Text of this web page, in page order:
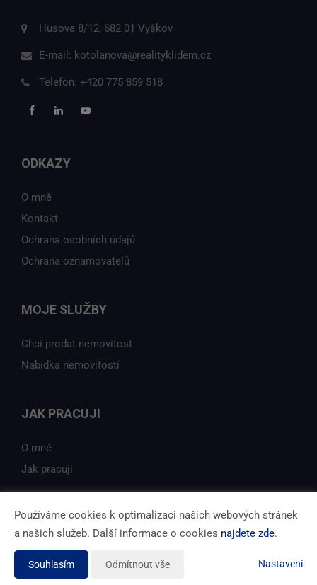
Husova 8/12, 682 01 Vyškov
E-mail: kotolanova@realityklidem.cz
Telefon: +420 775 859 518
ODKAZY
O mně
Kontakt
Ochrana osobních údajů
Ochrana oznamovatelů
MOJE SLUŽBY
Chci prodat nemovitost
Nabídka nemovitostí
JAK PRACUJI
O mně
Jak pracuji
Vytvořeno v systémuCHYTRÝ WEB MAKLÉŘE
Tomawell s.r.o. © 2026
Používáme cookies k optimalizaci našich webových stránek
a našich služeb. Další informace o cookies najdete zde.
Souhlasím Odmítnout vše Nastavení